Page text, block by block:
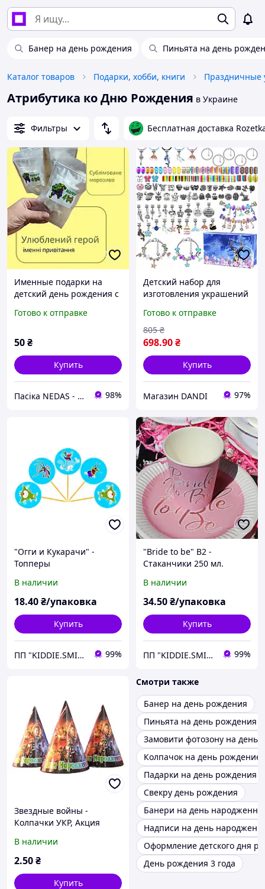
Банер на день рождения Пиньята на день
Каталог товаров Подарки, хобби, книги Праздничные
Атрибутика ко Дню Рождения в Украине
Фильтры Бесплатная доставка
Именные подарки на
детский день рождения с
Готово к отправке
50₴
Купить
Пасіка NEDAS - мед, горіхи, крем мед з ягодами и воскові свічки в подарункових наборах 98%
Детский набор для
изготовления украшений
Kruzzel 20342
Готово к отправке
698.90₴
805 ₴
Купить
Магазин DANDI 97%
"Огги и Кукарачи" -
Топперы
В наличии
18.40₴/упаковка
Купить
ПП "KIDDIE.SMILE" 99%
"Bride to be" В2 -
Стаканчики 250 мл.
В наличии
34.50₴/упаковка
Купить
ПП "KIDDIE.SMILE" 99%
Звездные войны -
Колпачки УКР, Акция
В наличии
2.50₴
Купить
Смотри также
Банер на день рождения
Пиньята на день рождения
Замовити фотозону на день
Колпачок на день рождение
Падарки на день рождения
Свекру день рождения
Банери на день народження
Надписи на день
Оформление детского дня
День рождения 3 года